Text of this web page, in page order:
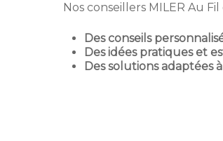
Nos conseillers MILER Au
Des conseils
Des idées pratiques et
Des solutions adaptées